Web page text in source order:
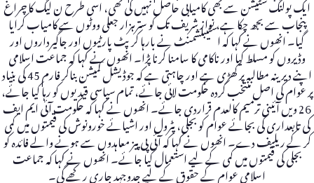
پنجاب سے بجھ چکا ہے، نواز شریف تک کو سترہزار جعلی ووٹوں سے کامیاب کرایا
گیا۔ انھوں نے کہا کہ اسٹیبلشمنٹ نے بارہا کرپٹ پارٹیوں اور جاگیرداروں اور
وڈیروں کو مسلط کیا اور ناکامی کا سامنا کرنا پڑا۔ انھوں نے کہا کہ جماعت اسلامی
اپنے دیرینہ مطالبہ پر کھڑی ہے اور چاہتی ہے کہ جوڈیشل کمیشن بناکر فارم 45 کی بنیاد
پر عوام کی اصل منتخب کردہ حکومت لائی جائے، تمام سیاسی قیدیوں کو رہا کیا جائے،
26 ویں آئینی ترمیم کالعدم قراردی جائے۔ انھوں نے کہا کہ حکومت آئی ایم ایف
کی تابعداری کی بجائے عوام کو بجلی، پٹرول اور اشیائے خورونوش کی قیمتوں میں کمی
کر کے ریلیف دے۔ انھوں نے کہا کہ آئی پی پیز معاہدوں سے ہونے والے فائدہ کو
بجلی کی قیمتوں میں کمی کے لیے استعمال کیا جائے۔ انھوں نے کہا کہ جماعت
اسلامی عوام کے حقوق کے لیے جدوجہد جاری رکھے گی۔